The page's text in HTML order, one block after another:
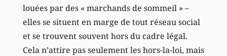
louées par des « marchands de sommeil » –
elles se situent en marge de tout réseau social
et se trouvent souvent hors du cadre légal.
Cela n’attire pas seulement les hors-la-loi, mais